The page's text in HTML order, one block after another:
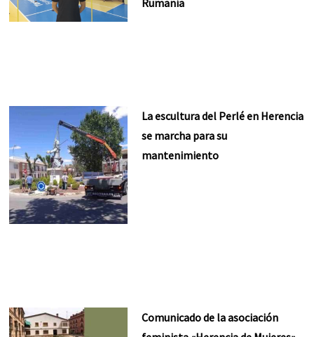
La escultura del Perlé en Herencia
se marcha para su
mantenimiento
Comunicado de la asociación